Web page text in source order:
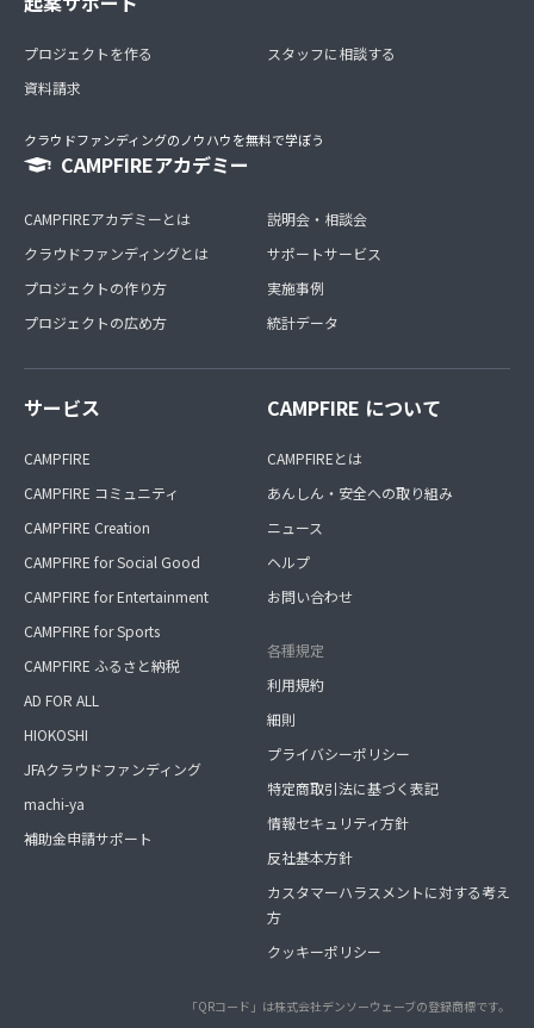
プロジェクトを作る
資料請求
スタッフに相談する
クラウドファンディングのノウハウを無料で学ぼう
CAMPFIREアカデミー
CAMPFIREアカデミーとは
クラウドファンディングとは
プロジェクトの作り方
プロジェクトの広め方
説明会・相談会
サポートサービス
実施事例
統計データ
サービス
CAMPFIRE
CAMPFIRE コミュニティ
CAMPFIRE Creation
CAMPFIRE for Social Good
CAMPFIRE for Entertainment
CAMPFIRE for Sports
CAMPFIRE ふるさと納税
AD FOR ALL
HIOKOSHI
JFAクラウドファンディング
machi-ya
補助金申請サポート
CAMPFIRE について
CAMPFIREとは
あんしん・安全への取り組み
ニュース
ヘルプ
お問い合わせ
各種規定
利用規約
細則
プライバシーポリシー
特定商取引法に基づく表記
情報セキュリティ方針
反社基本方針
カスタマーハラスメントに対する考え
方
クッキーポリシー
「QRコード」は株式会社デンソーウェーブの登録商標です。